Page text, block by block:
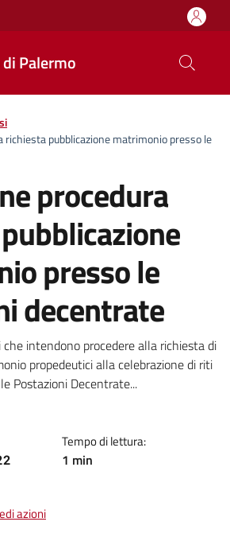
Palermo
richiesta pubblicazione matrimonio presso le
procedura
presso le
decentrate
notizia
intendono procedere alla richiesta di
propedeutici alla celebrazione di riti
Postazioni Decentrate...
Tempo di lettura:
1 min
azioni